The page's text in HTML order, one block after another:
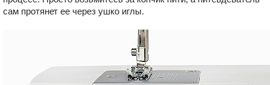
сам протянет ее через ушко иглы.